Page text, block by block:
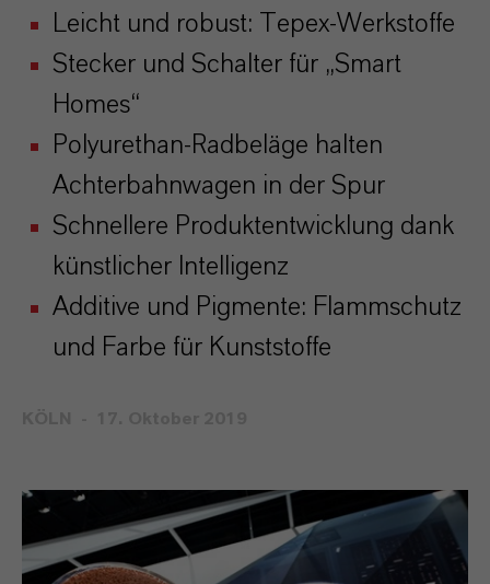
Leicht und robust: Tepex-Werkstoffe
Stecker und Schalter für „Smart
Homes“
Polyurethan-Radbeläge halten
Achterbahnwagen in der Spur
Schnellere Produktentwicklung dank
künstlicher Intelligenz
Additive und Pigmente: Flammschutz
und Farbe für Kunststoffe